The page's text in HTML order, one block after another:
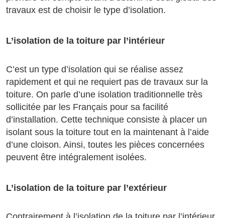
travaux est de choisir le type d’isolation.
L’isolation de la toiture par l’intérieur
C’est un type d’isolation qui se réalise assez
rapidement et qui ne requiert pas de travaux sur la
toiture. On parle d’une isolation traditionnelle très
sollicitée par les Français pour sa facilité
d’installation. Cette technique consiste à placer un
isolant sous la toiture tout en la maintenant à l’aide
d’une cloison. Ainsi, toutes les pièces concernées
peuvent être intégralement isolées.
L’isolation de la toiture par l’extérieur